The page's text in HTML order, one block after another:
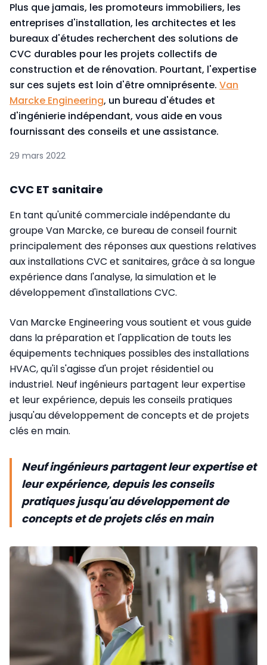
Plus que jamais, les promoteurs immobiliers, les
entreprises d'installation, les architectes et les
bureaux d'études recherchent des solutions de
CVC durables pour les projets collectifs de
construction et de rénovation. Pourtant, l'expertise
sur ces sujets est loin d'être omniprésente. Van
Marcke Engineering, un bureau d'études et
d'ingénierie indépendant, vous aide en vous
fournissant des conseils et une assistance.
29 mars 2022
CVC ET sanitaire
En tant qu'unité commerciale indépendante du
groupe Van Marcke, ce bureau de conseil fournit
principalement des réponses aux questions relatives
aux installations CVC et sanitaires, grâce à sa longue
expérience dans l'analyse, la simulation et le
développement d'installations CVC.
Van Marcke Engineering vous soutient et vous guide
dans la préparation et l'application de touts les
équipements techniques possibles des installations
HVAC, qu'il s'agisse d'un projet résidentiel ou
industriel. Neuf ingénieurs partagent leur expertise
et leur expérience, depuis les conseils pratiques
jusqu'au développement de concepts et de projets
clés en main.
Neuf ingénieurs partagent leur expertise et
leur expérience, depuis les conseils
pratiques jusqu'au développement de
concepts et de projets clés en main